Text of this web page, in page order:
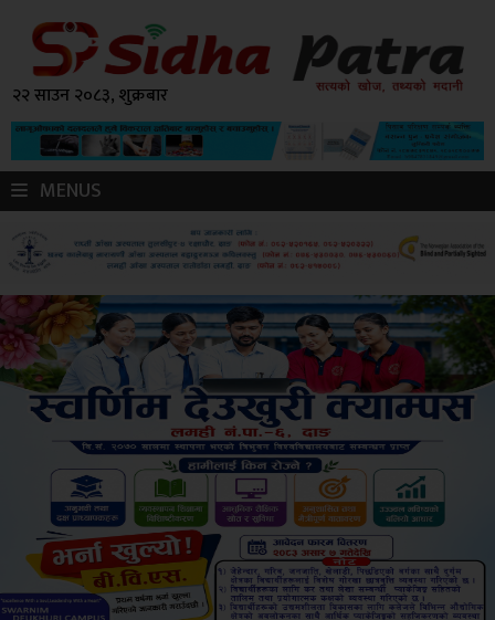
२२ साउन २०८३, शुक्रबार
MENUS